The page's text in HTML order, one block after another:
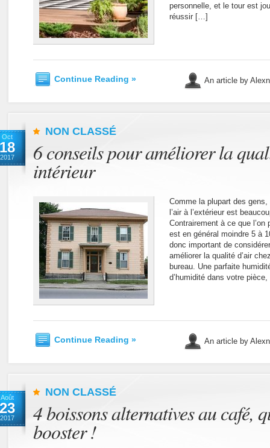
personnelle, et le tour est
réussir […]
Continue Reading » An article by
Oct
18
2017
NON CLASSÉ
6 conseils pour améliorer la
intérieur
Comme la plupart des
l’air à l’extérieur est
Contrairement à ce que l’on
est en général moindre 5 à
donc important de
améliorer la qualité d’air
bureau. Une parfaite
d’humidité dans votre
Continue Reading » An article by
Août
23
2017
NON CLASSÉ
4 boissons alternatives au café,
booster !